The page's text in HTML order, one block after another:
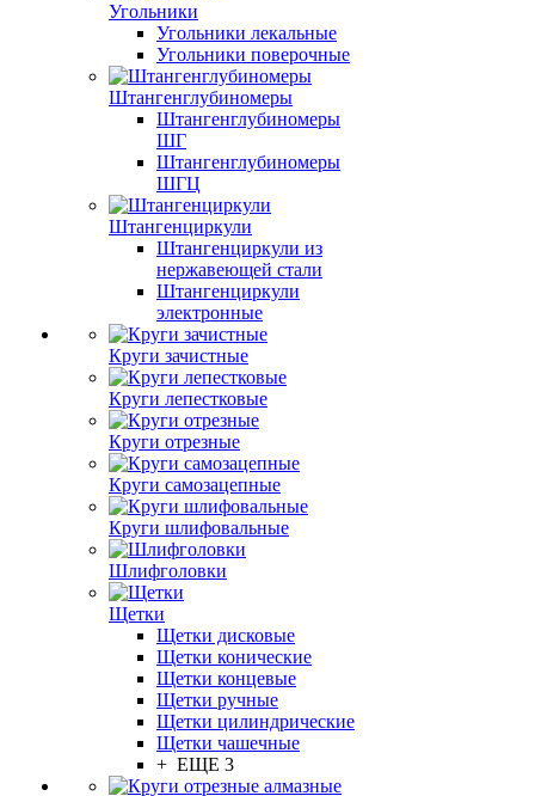
Угольники
Угольники лекальные
Угольники поверочные
Штангенглубиномеры
Штангенглубиномеры
ШГ
Штангенглубиномеры
ШГЦ
Штангенциркули
Штангенциркули из
нержавеющей стали
Штангенциркули
электронные
Круги зачистные
Круги лепестковые
Круги отрезные
Круги самозацепные
Круги шлифовальные
Шлифголовки
Щетки
Щетки дисковые
Щетки конические
Щетки концевые
Щетки ручные
Щетки цилиндрические
Щетки чашечные
+ ЕЩЕ 3